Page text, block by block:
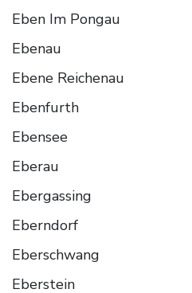
Eben Im Pongau
Ebenau
Ebene Reichenau
Ebenfurth
Ebensee
Eberau
Ebergassing
Eberndorf
Eberschwang
Eberstein